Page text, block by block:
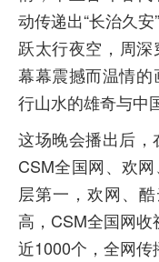
动传递出“长治久
跃太行夜空，周
幕幕震撼而温情
行山水的雄奇与中
这场晚会播出后
CSM全国网、欢
层第一，欢网、
高，CSM全国网
近1000个，全网传